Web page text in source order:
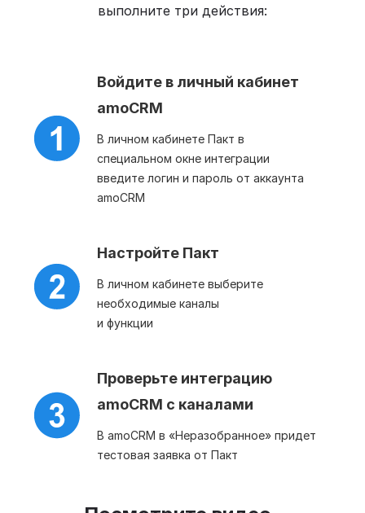
выполните три действия:
Войдите в личный кабинет
amoCRM
В личном кабинете Пакт в
специальном окне интеграции
введите логин и пароль от аккаунта
amoCRM
Настройте Пакт
В личном кабинете выберите
необходимые каналы
и функции
Проверьте интеграцию
amoCRM с каналами
В amoCRM в «Неразобранное» придет
тестовая заявка от Пакт